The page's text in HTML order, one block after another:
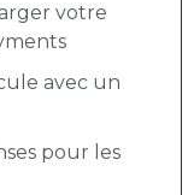
votre
avec un
pour les